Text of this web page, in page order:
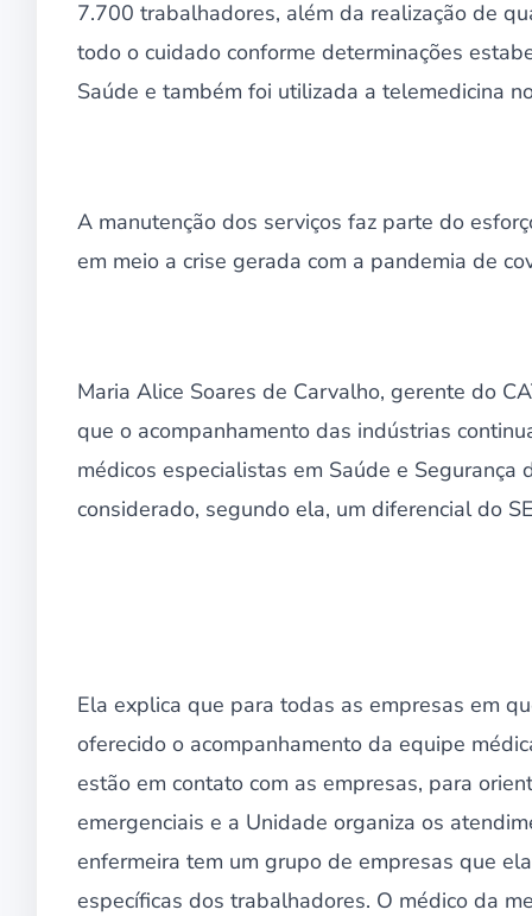
7.700 trabalhadores, além da realização de
todo o cuidado conforme determinações
Saúde e também foi utilizada a telemedicina
A manutenção dos serviços faz parte do
em meio a crise gerada com a pandemia de
Maria Alice Soares de Carvalho, gerente do
que o acompanhamento das indústrias
médicos especialistas em Saúde e
considerado, segundo ela, um diferencial do
Ela explica que para todas as empresas em
oferecido o acompanhamento da equipe
estão em contato com as empresas, para
emergenciais e a Unidade organiza os
enfermeira tem um grupo de empresas que
específicas dos trabalhadores. O médico da